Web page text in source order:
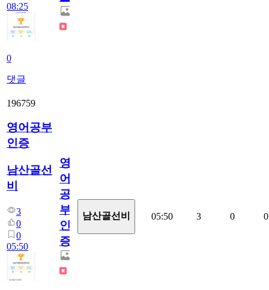
08:25
0
댓글
196759
영어공부
인증
남산골선
비
3
0
0
05:50
영
어
공
부
인
증
남산골선비 05:50 3 0 0